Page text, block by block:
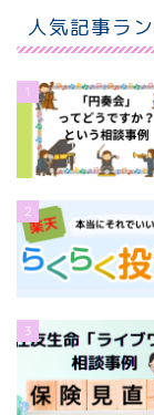
人気記事ラ
1
2
3